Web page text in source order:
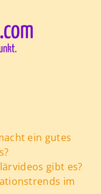
ein gutes
gibt es?
im